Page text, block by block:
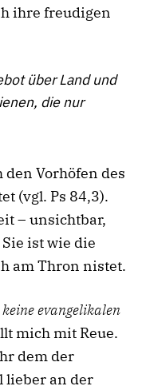
ihre freudigen
über Land und
die nur
den Vorhöfen des
(vgl. Ps 84,3).
– unsichtbar,
ist wie die
am Thron nistet.
evangelikalen
mich mit Reue.
dem der
lieber an der